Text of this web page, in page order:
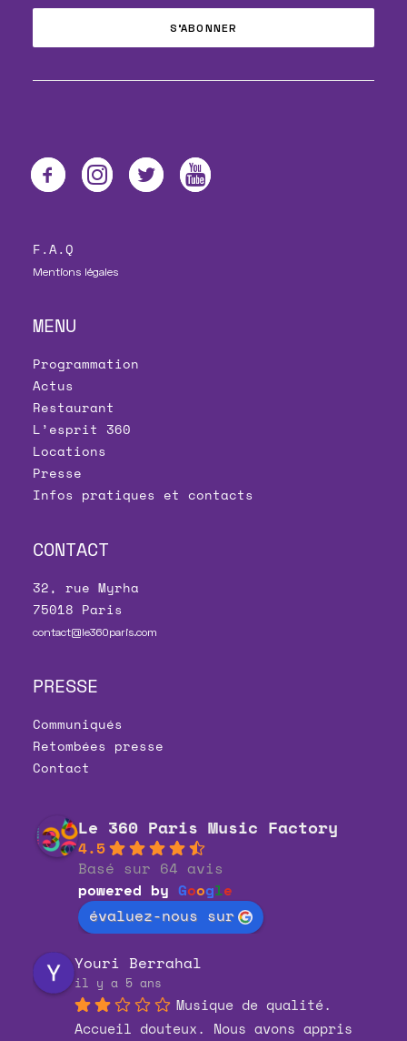
F.A.Q
Mentions légales
MENU
Programmation
Actus
Restaurant
L’esprit 360
Locations
Presse
Infos pratiques et contacts
CONTACT
32, rue Myrha
75018 Paris
contact@le360paris.com
PRESSE
Communiqués
Retombées presse
Contact
Le 360 Paris Music Factory
4.5
Basé sur 64 avis
powered by Google
évaluez-nous sur
Youri Berrahal
il y a 5 ans
Musique de qualité.
Accueil douteux. Nous avons appris